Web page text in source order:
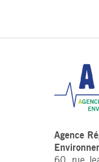
Agence